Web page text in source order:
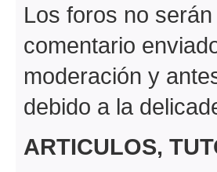
Los foros no
comentario
moderación y
debido a la
ARTICULOS,